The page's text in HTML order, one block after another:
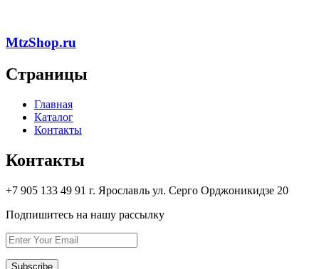
MtzShop.ru
Страницы
Главная
Каталог
Контакты
Контакты
+7 905 133 49 91 г. Ярославль ул. Серго Орджоникидзе 20
Подпишитесь на нашу рассылку